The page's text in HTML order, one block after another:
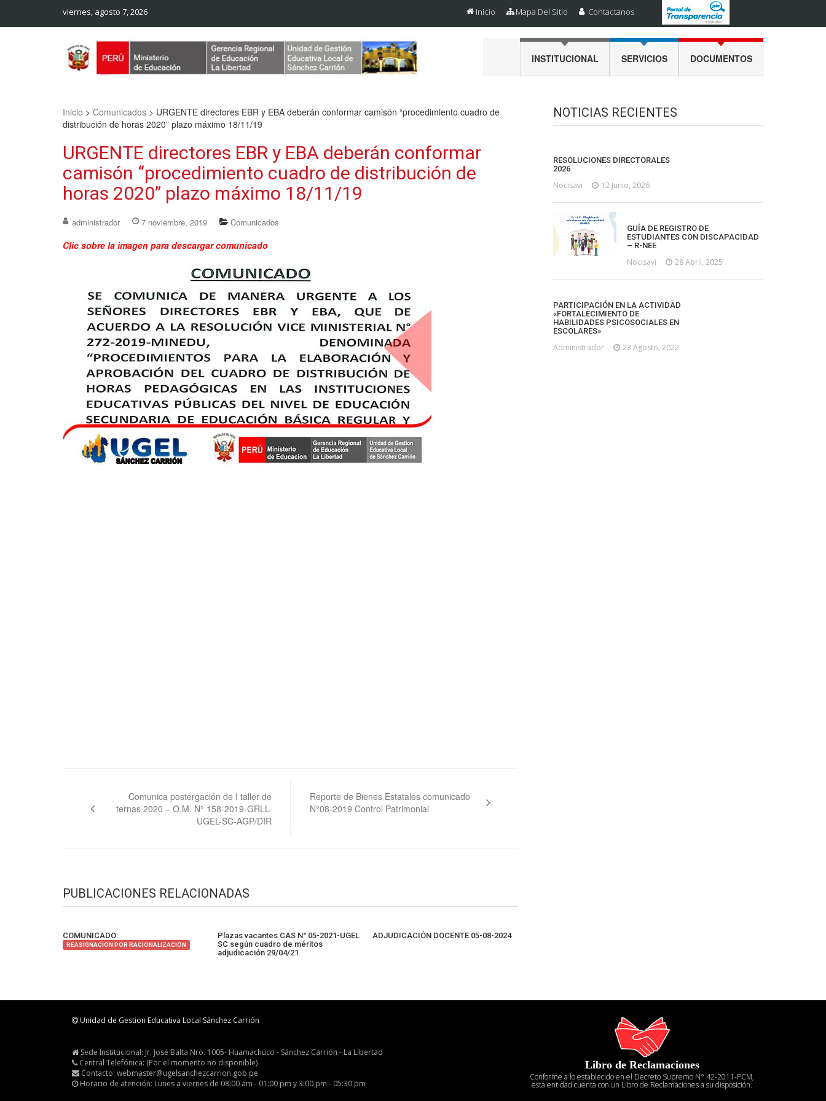
viernes, agosto 7, 2026 Inicio Mapa Del Sitio Contactanos
INSTITUCIONAL SERVICIOS DOCUMENTOS
Inicio > Comunicados > URGENTE directores EBR y EBA deberán conformar camisón “procedimiento cuadro de
distribución de horas 2020” plazo máximo 18/11/19
URGENTE directores EBR y EBA deberán conformar
camisón “procedimiento cuadro de distribución de
horas 2020” plazo máximo 18/11/19
administrador 7 noviembre, 2019 Comunicados
Clic sobre la imagen para descargar comunicado
entradas
Comunica postergación de I taller de
ternas 2020 – O.M. N° 158-2019-GRLL-
UGEL-SC-AGP/DIR
Reporte de Bienes Estatales comunicado
N°08-2019 Control Patrimonial
PUBLICACIONES RELACIONADAS
COMUNICADO:
REASIGNACIÓN POR RACIONALIZACIÓN
Plazas vacantes CAS N° 05-2021-UGEL
SC según cuadro de méritos
adjudicación 29/04/21
ADJUDICACIÓN DOCENTE 05-08-2024
NOTICIAS RECIENTES
RESOLUCIONES DIRECTORALES
2026
Nocisavi 12 Junio, 2026
GUÍA DE REGISTRO DE
ESTUDIANTES CON DISCAPACIDAD
– R-NEE
Nocisavi 28 Abril, 2025
PARTICIPACIÓN EN LA ACTIVIDAD
«FORTALECIMIENTO DE
HABILIDADES PSICOSOCIALES EN
ESCOLARES»
Administrador 23 Agosto, 2022
Unidad de Gestion Educativa Local Sánchez Carrión
Sede Institucional: Jr. José Balta Nro. 1005- Huamachuco - Sánchez Carrión - La Libertad
Central Telefónica: (Por el momento no disponible)
Contacto: webmaster@ugelsanchezcarrion.gob.pe
Horario de atención: Lunes a viernes de 08:00 am - 01:00 pm y 3:00 pm - 05:30 pm
Libro de Reclamaciones
Conforme a lo establecido en el Decreto Supremo N° 42-2011-PCM,
esta entidad cuenta con un Libro de Reclamaciones a su disposición.